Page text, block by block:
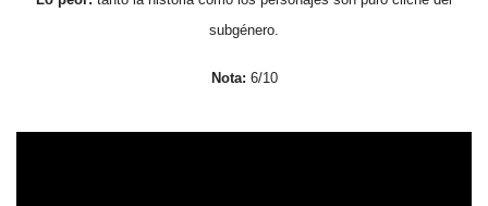
subgénero.
Nota: 6/10